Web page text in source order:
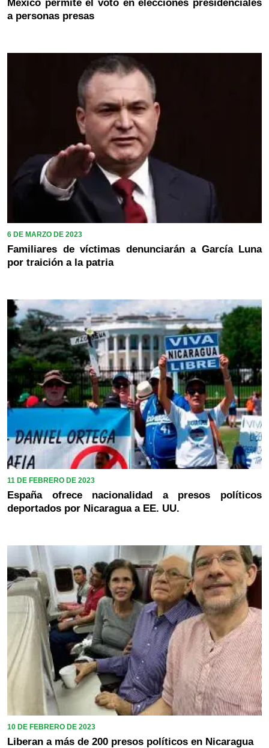
México permite el voto en elecciones presidenciales
a personas presas
6 DE MARZO DE 2023
Familiares de víctimas denunciarán a García Luna
por traición a la patria
11 DE FEBRERO DE 2023
España ofrece nacionalidad a presos políticos
deportados por Nicaragua a EE. UU.
10 DE FEBRERO DE 2023
Liberan a más de 200 presos políticos en Nicaragua